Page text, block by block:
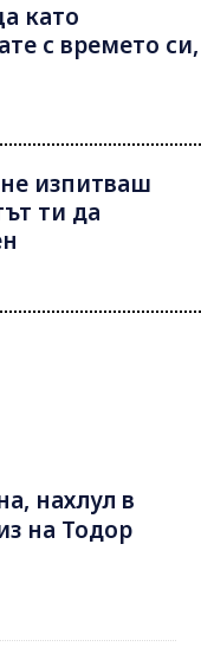
като
с времето си,
изпитваш
ти да
нахлул в
на Тодор